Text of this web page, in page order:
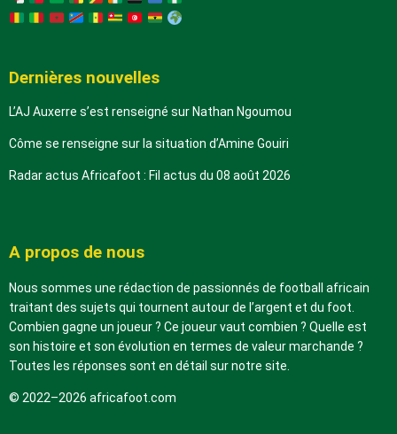
Dernières nouvelles
L’AJ Auxerre s’est renseigné sur Nathan Ngoumou
Côme se renseigne sur la situation d’Amine Gouiri
Radar actus Africafoot : Fil actus du 08 août 2026
A propos de nous
Nous sommes une rédaction de passionnés de football africain
traitant des sujets qui tournent autour de l’argent et du foot.
Combien gagne un joueur ? Ce joueur vaut combien ? Quelle est
son histoire et son évolution en termes de valeur marchande ?
Toutes les réponses sont en détail sur notre site.
© 2022–2026 africafoot.com